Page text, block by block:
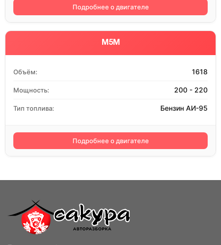
Подробнее о двигателе
M5M
Объём: 1618
Мощность: 200 - 220
Тип топлива: Бензин АИ-95
Подробнее о двигателе